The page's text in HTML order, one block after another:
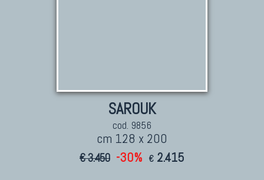
SAROUK
cod. 9856
cm 128 x 200
€ 3.450 -30% € 2.415